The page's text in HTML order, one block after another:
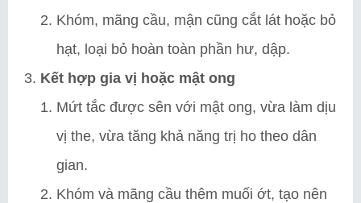
Khóm, mãng cầu, mận cũng cắt lát hoặc bỏ
hạt, loại bỏ hoàn toàn phần hư, dập.
Kết hợp gia vị hoặc mật ong
Mứt tắc được sên với mật ong, vừa làm dịu
vị the, vừa tăng khả năng trị ho theo dân
gian.
Khóm và mãng cầu thêm muối ớt, tạo nên